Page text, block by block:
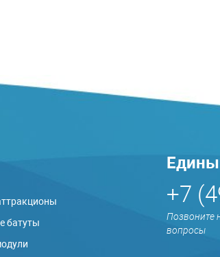
батуты
+7
Позвоните
вопросы